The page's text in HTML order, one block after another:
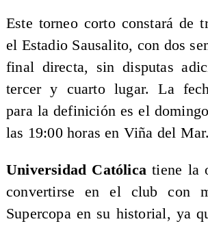
Este torneo corto constará de
el Estadio Sausalito, con dos
final directa, sin disputas
tercer y cuarto lugar. La
para la definición es el
las 19:00 horas en Viña del Mar.
Universidad Católica tiene la
convertirse en el club con
Supercopa en su historial, ya